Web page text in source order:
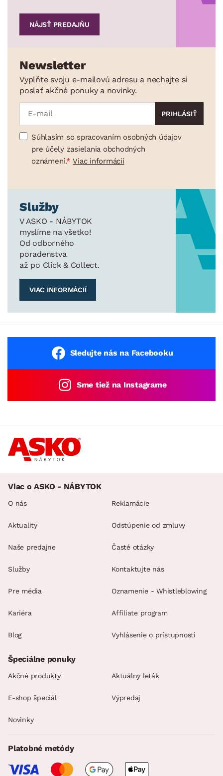
NÁJSŤ PREDAJŇU
Newsletter
Vyplňte svoju e-mailovú adresu a nechajte si
poslať akčné ponuky a novinky.
Súhlasím so spracovaním osobných údajov
pre účely zasielania obchodných
oznámení.
Viac informácií
Služby
V ASKO - NÁBYTOK
myslíme na všetko!
Od odborného
poradenstva
až po Click & Collect.
VIAC INFORMÁCIÍ
Sledujte nás na Facebooku
Sme tiež na Instagrame
Viac o ASKO - NÁBYTOK
O nás
Aktuality
Naše predajne
Služby
Pre média
Kariéra
Blog
Reklamácie
Odstúpenie od zmluvy
Časté otázky
Kontaktujte nás
Oznamenie - Whistleblowing
Affiliate program
Vyhlásenie o prístupnosti
Špeciálne ponuky
Akčné produkty Aktuálny leták
E-shop špeciál Výpredaj
Novinky
Platobné metódy